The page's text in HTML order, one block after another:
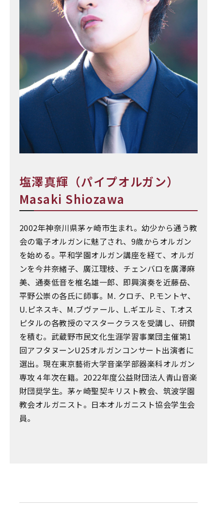
塩澤真輝（パイプオルガン）
Masaki Shiozawa
2002年神奈川県茅ヶ崎市生まれ。幼少から通う教
会の電子オルガンに魅了され、9歳からオルガン
を始める。平和学園オルガン講座を経て、オルガ
ンを今井奈緒子、廣江理枝、チェンバロを廣澤麻
美、通奏低音を椎名雄一郎、即興演奏を近藤岳、
平野公崇の各氏に師事。M. クロチ、P.モントヤ、
U.ピネスキ、M.ブヴァール、L.ギエルミ、T.オス
ピタルの各教授のマスタークラスを受講し、研鑽
を積む。武蔵野市民文化生涯学習事業団主催第1
回アフタヌーンU25オルガンコンサート出演者に
選出。現在東京藝術大学音楽学部器楽科オルガン
専攻４年次在籍。2022年度公益財団法人青山音楽
財団奨学生。茅ヶ崎聖契キリスト教会、筑波学園
教会オルガニスト。日本オルガニスト協会学生会
員。